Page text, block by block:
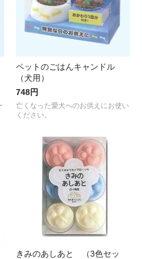
ペットのごはんキャンドル
（犬用）
748円
亡くなった愛犬へのお供えにお使い
ください。
きみのあしあと （3色セッ